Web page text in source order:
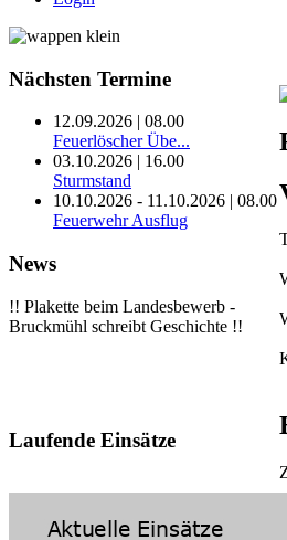
Nächsten Termine
12.09.2026 | 08.00
Feuerlöscher Übe...
03.10.2026 | 16.00
Sturmstand
10.10.2026 - 11.10.2026 | 08.00
Feuerwehr Ausflug
News
!! Plakette beim Landesbewerb -
Bruckmühl schreibt Geschichte !!
Laufende Einsätze